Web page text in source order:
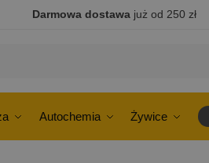
Darmowa dostawajuż od 250 zł
Autochemia Żywice